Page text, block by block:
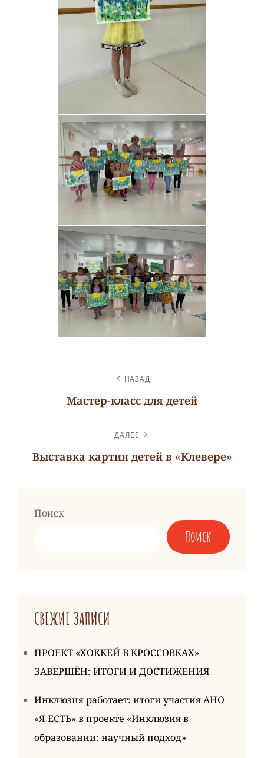
НАЗАД
Мастер-класс для детей
ДАЛЕЕ
Выставка картин детей в «Клевере»
Поиск
Поиск
СВЕЖИЕ ЗАПИСИ
ПРОЕКТ «ХОККЕЙ В КРОССОВКАХ»
ЗАВЕРШЁН: ИТОГИ И ДОСТИЖЕНИЯ
Инклюзия работает: итоги участия АНО
«Я ЕСТЬ» в проекте «Инклюзия в
образовании: научный подход»